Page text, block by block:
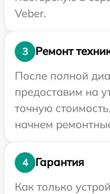
Veber.
3
Ремонт
После полной
предоставим на
точную
начнем
4
Гарантия
Как только